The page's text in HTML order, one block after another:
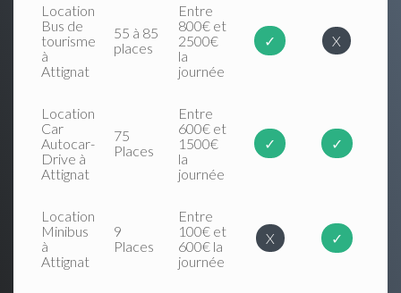
Location
Bus de
tourisme
à
Attignat
55 à 85
places
Entre
800€ et
2500€
la
journée
✓ X
Location
Car
Autocar-
Drive à
Attignat
75
Places
Entre
600€ et
1500€
la
journée
✓ ✓
Location
Minibus
à
Attignat
9
Places
Entre
100€ et
600€ la
journée
X ✓